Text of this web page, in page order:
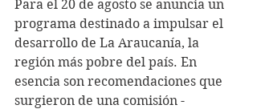
Para el 20 de agosto se anuncia un
programa destinado a impulsar el
desarrollo de La Araucanía, la
región más pobre del país. En
esencia son recomendaciones que
surgieron de una comisión -